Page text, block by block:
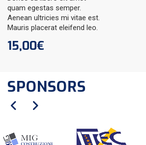
quam egestas semper.
Aenean ultricies mi vitae est.
Mauris placerat eleifend leo.
15,00€
SPONSORS